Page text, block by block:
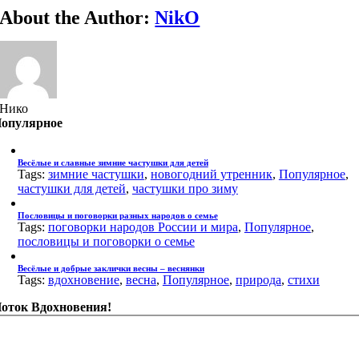
About the Author:NikO
Нико
Весёлые и славные зимние частушки для детей
Tags: зимние частушки, новогодний утренник, Популярное,
частушки для детей, частушки про зиму
Пословицы и поговорки разных народов о семье
Tags: поговорки народов России и мира, Популярное,
пословицы и поговорки о семье
Весёлые и добрые заклички весны – веснянки
Tags: вдохновение, весна, Популярное, природа, стихи
Вдохновения!